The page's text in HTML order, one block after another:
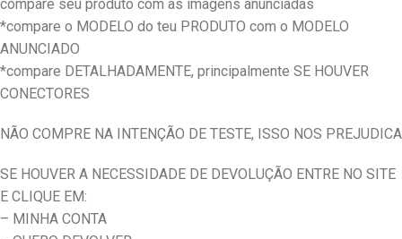
compare seu produto com as imagens anunciadas
*compare o MODELO do teu PRODUTO com o MODELO
ANUNCIADO
*compare DETALHADAMENTE, principalmente SE HOUVER
CONECTORES
NÃO COMPRE NA INTENÇÃO DE TESTE, ISSO NOS PREJUDICA
SE HOUVER A NECESSIDADE DE DEVOLUÇÃO ENTRE NO SITE
E CLIQUE EM:
– MINHA CONTA